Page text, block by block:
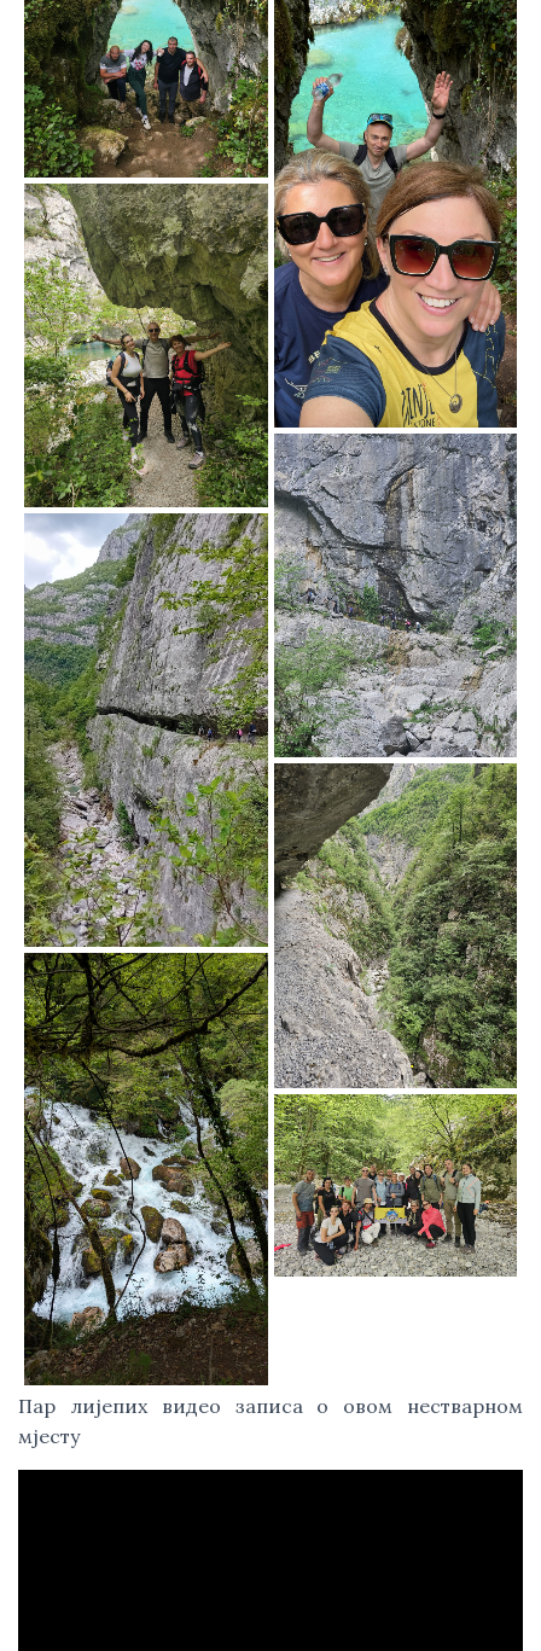
Пар лијепих видео записа о овом нестварном
мјесту